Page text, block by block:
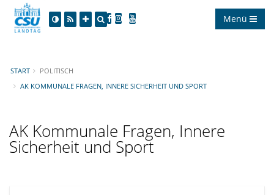
Menü
START
POLITISCH
AK KOMMUNALE FRAGEN, INNERE SICHERHEIT UND SPORT
AK Kommunale Fragen, Innere
Sicherheit und Sport